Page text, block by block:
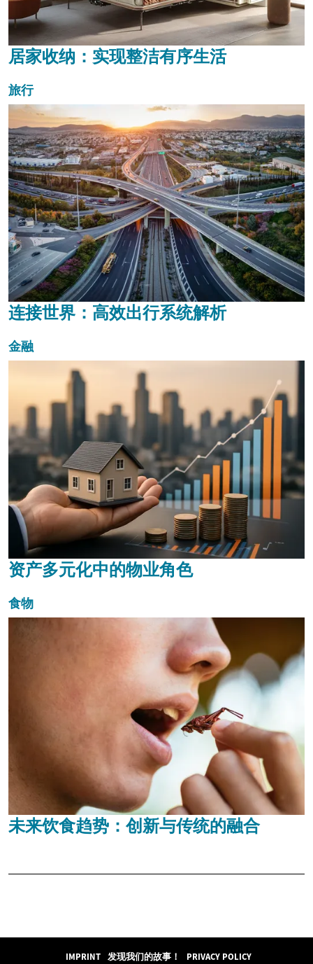
居家收纳：实现整洁有序生活
旅行
连接世界：高效出行系统解析
金融
资产多元化中的物业角色
食物
未来饮食趋势：创新与传统的融合
IMPRINT 发现我们的故事！ PRIVACY POLICY